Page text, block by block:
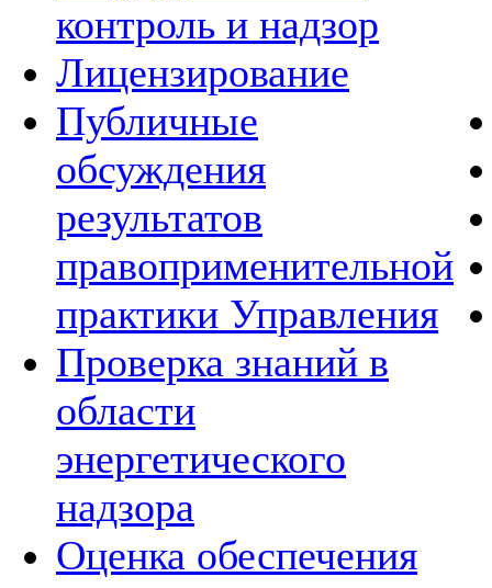
контроль и надзор
Лицензирование
Публичные
обсуждения
результатов
правоприменительной
практики Управления
Проверка знаний в
области
энергетического
надзора
Оценка обеспечения